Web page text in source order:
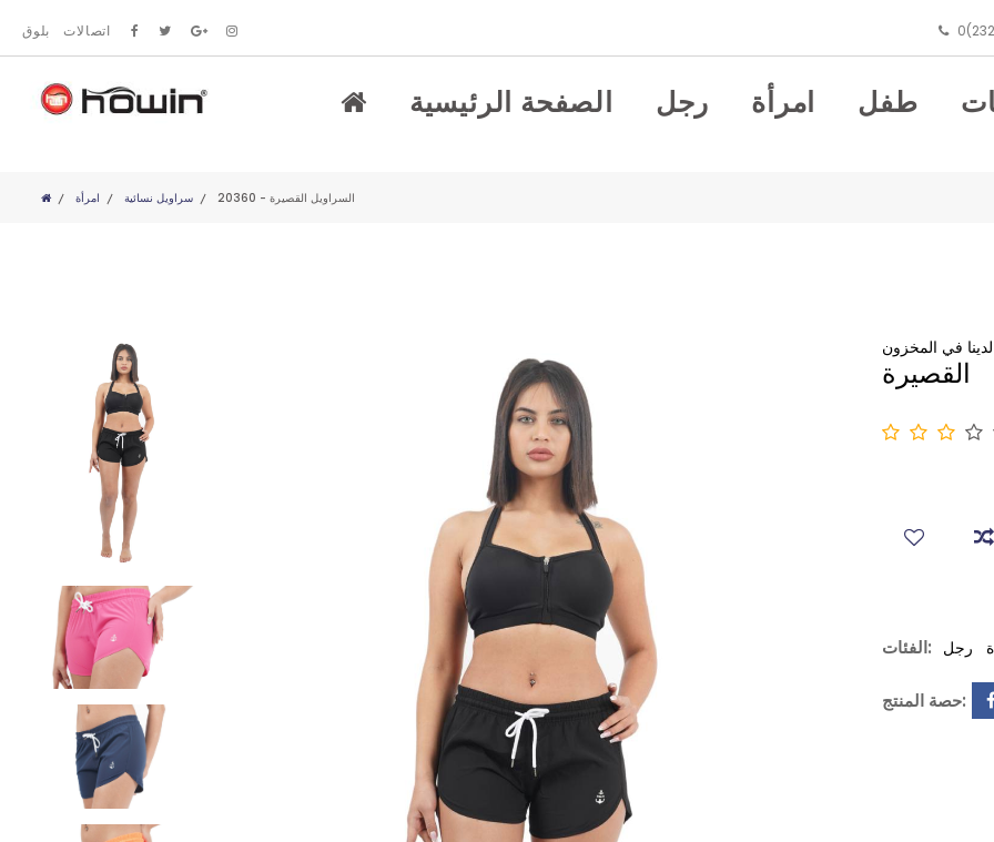
بلوق اتصالات
الصفحة الرئيسية رجل امرأة طفل
امرأة سراويل نسائية 20360 - السراويل القصيرة
لدينا في المخزون
القصيرة
الفئات: رجل
حصة المنتج: